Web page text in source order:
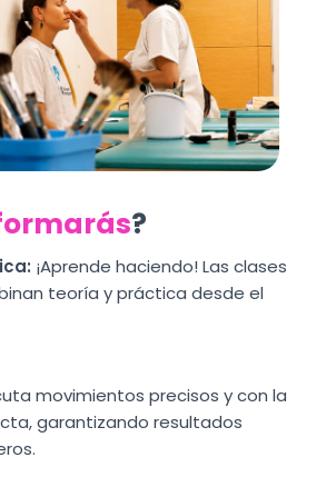
?
¡Aprende haciendo! Las clases
teoría y práctica desde el
movimientos precisos y con la
garantizando resultados